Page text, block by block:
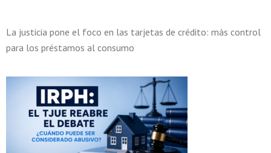
La justicia pone el foco en las tarjetas de crédito: más control
para los préstamos al consumo